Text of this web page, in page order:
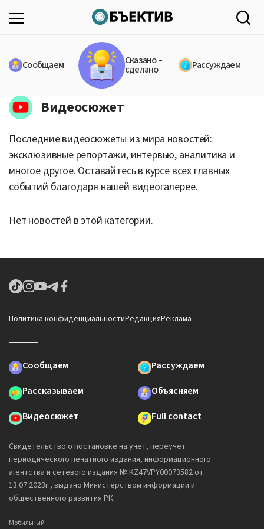
Сообщаем Сказано –
сделано Рассуждаем
Видеосюжет
Последние видеосюжеты из мира новостей:
эксклюзивные репортажи, интервью, аналитика и
многое другое. Оставайтесь в курсе всех главных
событий благодаря нашей видеогалерее.
Нет новостей в этой категории.
Политика конфиденциальностиРедакцияРеклама
Сообщаем
Рассуждаем
Рассказываем
Объясняем
Видеосюжет
Full contact
Свидетельство о постановке на учет, переучет
периодического печатного издания, информационного
агентства и сетевого издания № KZ47VPY00073582 от
13.07.2023г., выдано Министерством информации и
общественного развития РК.
Мобильный